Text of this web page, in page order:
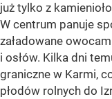
już tylko z
W centrum panuje
załadowane
i osłów. Kilka dni
graniczne w Karmi,
płodów rolnych do